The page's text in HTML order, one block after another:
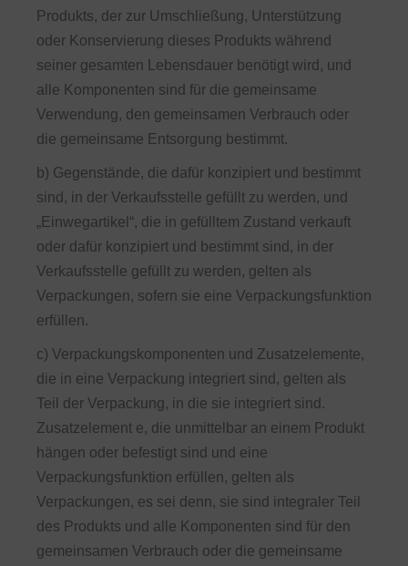
Produkts, der zur Umschließung, Unterstützung
oder Konservierung dieses Produkts während
seiner gesamten Lebensdauer benötigt wird, und
alle Komponenten sind für die gemeinsame
Verwendung, den gemeinsamen Verbrauch oder
die gemeinsame Entsorgung bestimmt.
b) Gegenstände, die dafür konzipiert und bestimmt
sind, in der Verkaufsstelle gefüllt zu werden, und
„Einwegartikel“, die in gefülltem Zustand verkauft
oder dafür konzipiert und bestimmt sind, in der
Verkaufsstelle gefüllt zu werden, gelten als
Verpackungen, sofern sie eine Verpackungsfunktion
erfüllen.
c) Verpackungskomponenten und Zusatzelemente,
die in eine Verpackung integriert sind, gelten als
Teil der Verpackung, in die sie integriert sind.
Zusatzelement e, die unmittelbar an einem Produkt
hängen oder befestigt sind und eine
Verpackungsfunktion erfüllen, gelten als
Verpackungen, es sei denn, sie sind integraler Teil
des Produkts und alle Komponenten sind für den
gemeinsamen Verbrauch oder die gemeinsame